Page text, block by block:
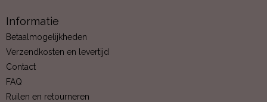
Informatie
Betaalmogelijkheden
Verzendkosten en levertijd
Contact
FAQ
Ruilen en retourneren